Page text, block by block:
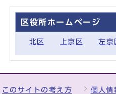
区役所ホームページ
北区 上京区 左京
このサイトの考え方 個人情